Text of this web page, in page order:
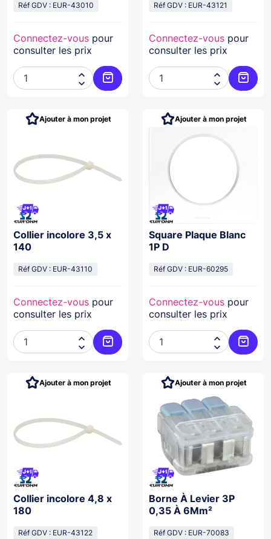
Réf GDV : EUR-43010
Connectez-vous pour
consulter les prix


Ajouter au panier
Réf GDV : EUR-43121
Connectez-vous pour
consulter les prix


Collier incolore 3,5 x
140
Réf GDV : EUR-43110
Connectez-vous pour
consulter les prix


Ajouter au panier
Ajouter à mon projet
Square Plaque Blanc
1P D
Réf GDV : EUR-60295
Connectez-vous pour
consulter les prix


Ajouter à mon projet
Collier incolore 4,8 x
180
Réf GDV : EUR-43122
Ajouter à mon projet
Borne À Levier 3P
0,35 À 6Mm²
Réf GDV : EUR-70083
Ajouter à mon projet